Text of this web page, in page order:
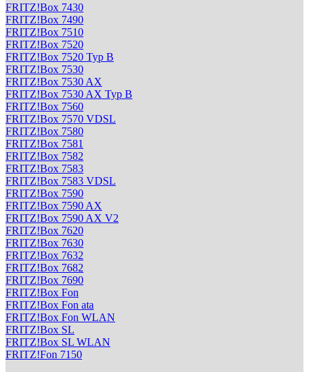
FRITZ!Box 7430
FRITZ!Box 7490
FRITZ!Box 7510
FRITZ!Box 7520
FRITZ!Box 7520 Typ B
FRITZ!Box 7530
FRITZ!Box 7530 AX
FRITZ!Box 7530 AX Typ B
FRITZ!Box 7560
FRITZ!Box 7570 VDSL
FRITZ!Box 7580
FRITZ!Box 7581
FRITZ!Box 7582
FRITZ!Box 7583
FRITZ!Box 7583 VDSL
FRITZ!Box 7590
FRITZ!Box 7590 AX
FRITZ!Box 7590 AX V2
FRITZ!Box 7620
FRITZ!Box 7630
FRITZ!Box 7632
FRITZ!Box 7682
FRITZ!Box 7690
FRITZ!Box Fon
FRITZ!Box Fon ata
FRITZ!Box Fon WLAN
FRITZ!Box SL
FRITZ!Box SL WLAN
FRITZ!Fon 7150